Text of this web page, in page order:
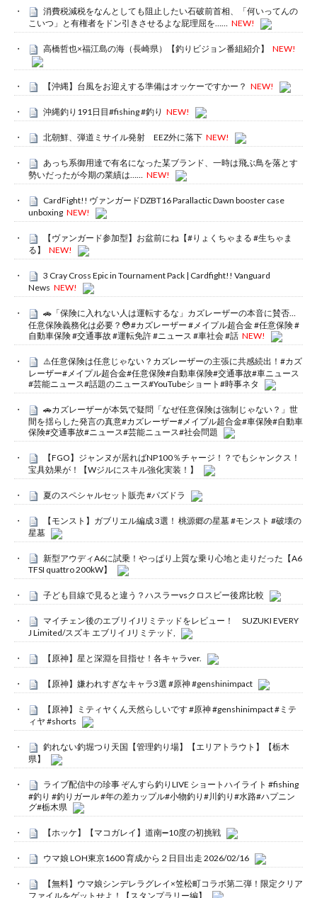
消費税減税をなんとしても阻止したい石破前首相、「何いってんの
こいつ」と有権者をドン引きさせるよな屁理屈を…… NEW!
高橋哲也×福江島の海（長崎県）【釣りビジョン番組紹介】 NEW!
【沖縄】台風をお迎えする準備はオッケーですかー？ NEW!
沖縄釣り191日目#fishing #釣り NEW!
北朝鮮、弾道ミサイル発射 EEZ外に落下 NEW!
あっち系御用達で有名になった某ブランド、一時は飛ぶ鳥を落とす
勢いだったが今期の業績は…… NEW!
CardFight!! ヴァンガードDZBT16 Parallactic Dawn booster case
unboxing NEW!
【ヴァンガード参加型】お盆前にね【#りょくちゃまる #生ちゃま
る】
NEW!
3 Cray Cross Epic in Tournament Pack | Cardfight!! Vanguard
News NEW!
🚗「保険に入れない人は運転するな」カズレーザーの本音に賛否…
任意保険義務化は必要？😳#カズレーザー #メイプル超合金 #任意保険 #
自動車保険 #交通事故 #運転免許 #ニュース #車社会 #話 NEW!
⚠️任意保険は任意じゃない？カズレーザーの主張に共感続出！#カズ
レーザー#メイプル超合金#任意保険#自動車保険#交通事故#車ニュース
#芸能ニュース#話題のニュース#YouTubeショート#時事ネタ
🚗カズレーザーが本気で疑問「なぜ任意保険は強制じゃない？」世
間を揺らした発言の真意#カズレーザー#メイプル超合金#車保険#自動車
保険#交通事故#ニュース#芸能ニュース#社会問題
【FGO】ジャンヌが居ればNP100％チャージ！？でもシャンクス！
宝具効果が！【Wジルにスキル強化実装！】
夏のスペシャルセット販売 #パズドラ
【モンスト】ガブリエル編成 3選！ 桃源郷の星墓 #モンスト #破壊の
星墓
新型アウディA6に試乗！やっぱり上質な乗り心地と走りだった【A6
TFSI quattro 200kW】
子ども目線で見ると違う？ハスラーvsクロスビー後席比較
マイチェン後のエブリイJリミテッドをレビュー！ SUZUKI EVERY
J Limited/スズキ エブリイ Jリミテッド,
【原神】星と深淵を目指せ！各キャラver.
【原神】嫌われすぎなキャラ3選 #原神 #genshinimpact
【原神】ミティヤくん天然らしいです #原神 #genshinimpact #ミテ
ィヤ #shorts
釣れない釣堀つり天国【管理釣り場】【エリアトラウト】【栃木
県】
ライブ配信中の珍事 ぞんすら釣りLIVE ショートハイライト #fishing
#釣り #釣りガール #年の差カップル#小物釣り#川釣り#水路#ハプニン
グ#栃木県
【ホッケ】【マコガレイ】道南➖10度の初挑戦
ウマ娘 LOH東京1600 育成から２日目出走 2026/02/16
【無料】ウマ娘シンデレラグレイ×笠松町コラボ第二弾！限定クリア
ファイルをゲットせよ！【スタンプラリー編】